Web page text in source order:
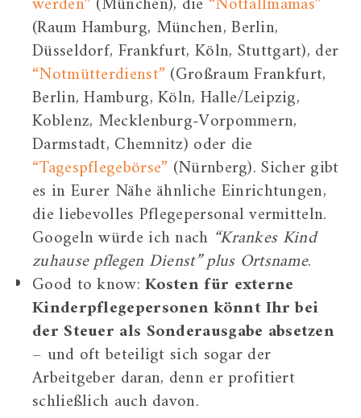
(Raum Hamburg, München, Berlin,
Düsseldorf, Frankfurt, Köln, Stuttgart), der
“Notmütterdienst” (Großraum Frankfurt,
Berlin, Hamburg, Köln, Halle/Leipzig,
Koblenz, Mecklenburg-Vorpommern,
Darmstadt, Chemnitz) oder die
“Tagespflegebörse” (Nürnberg). Sicher gibt
es in Eurer Nähe ähnliche Einrichtungen,
die liebevolles Pflegepersonal vermitteln.
Googeln würde ich nach “Krankes Kind
zuhause pflegen Dienst” plus Ortsname.
Good to know:Kosten für externe
Kinderpflegepersonen könnt Ihr bei
der Steuer als Sonderausgabe absetzen
– und oft beteiligt sich sogar der
Arbeitgeber daran, denn er profitiert
schließlich auch davon.